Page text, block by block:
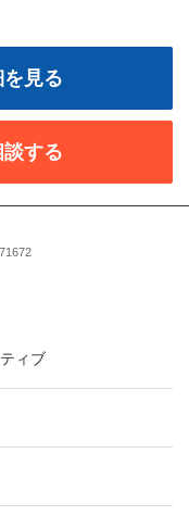
見る
する
71672
ィブ